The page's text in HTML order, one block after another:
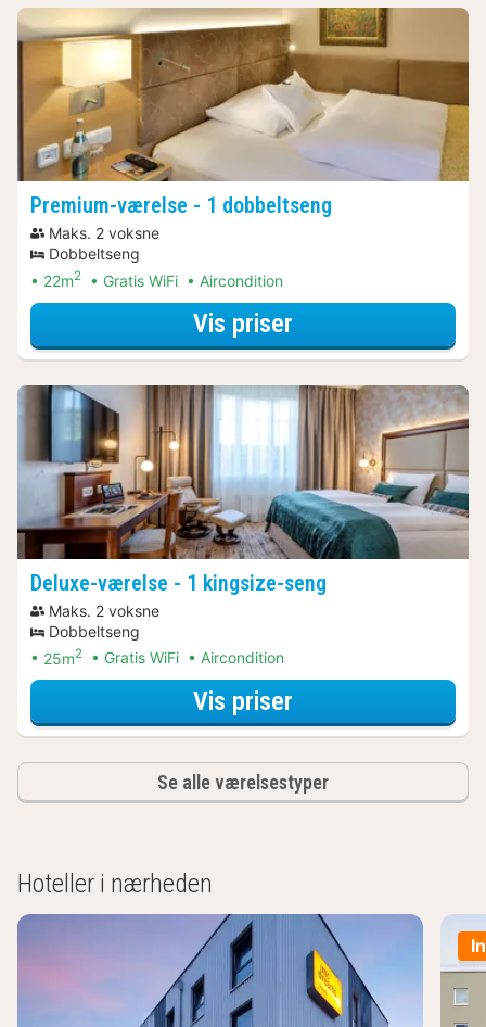
Premium-værelse - 1 dobbeltseng
Maks. 2 voksne
Dobbeltseng
22m2 Gratis WiFi Aircondition
Vis priser
Deluxe-værelse - 1 kingsize-seng
Maks. 2 voksne
Dobbeltseng
25m2 Gratis WiFi Aircondition
Vis priser
Se alle værelsestyper
Hoteller i nærheden